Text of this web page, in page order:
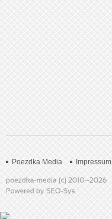
Poezdka Media Impressum